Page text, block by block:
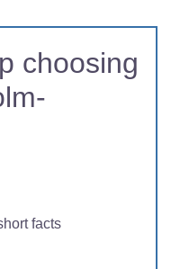
choosing
facts